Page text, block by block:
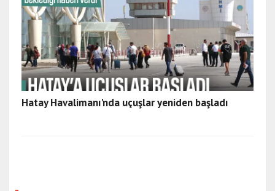
Hatay Havalimanı'nda uçuşlar yeniden başladı